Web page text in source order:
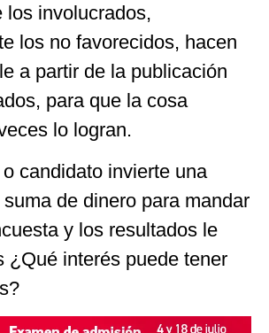
los involucrados,
los no favorecidos, hacen
a partir de la publicación
para que la cosa
lo logran.
candidato invierte una
de dinero para mandar
y los resultados le
¿Qué interés puede tener